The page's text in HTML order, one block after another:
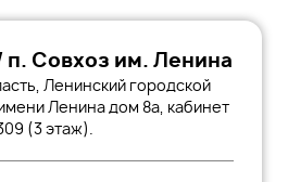
Совхоз им. Ленина
Ленинский городской
Ленина дом 8а, кабинет
(3 этаж).